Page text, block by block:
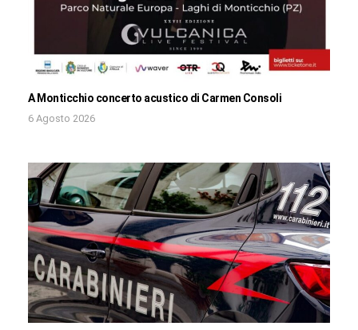
A Monticchio concerto acustico di Carmen Consoli
6 Agosto 2026